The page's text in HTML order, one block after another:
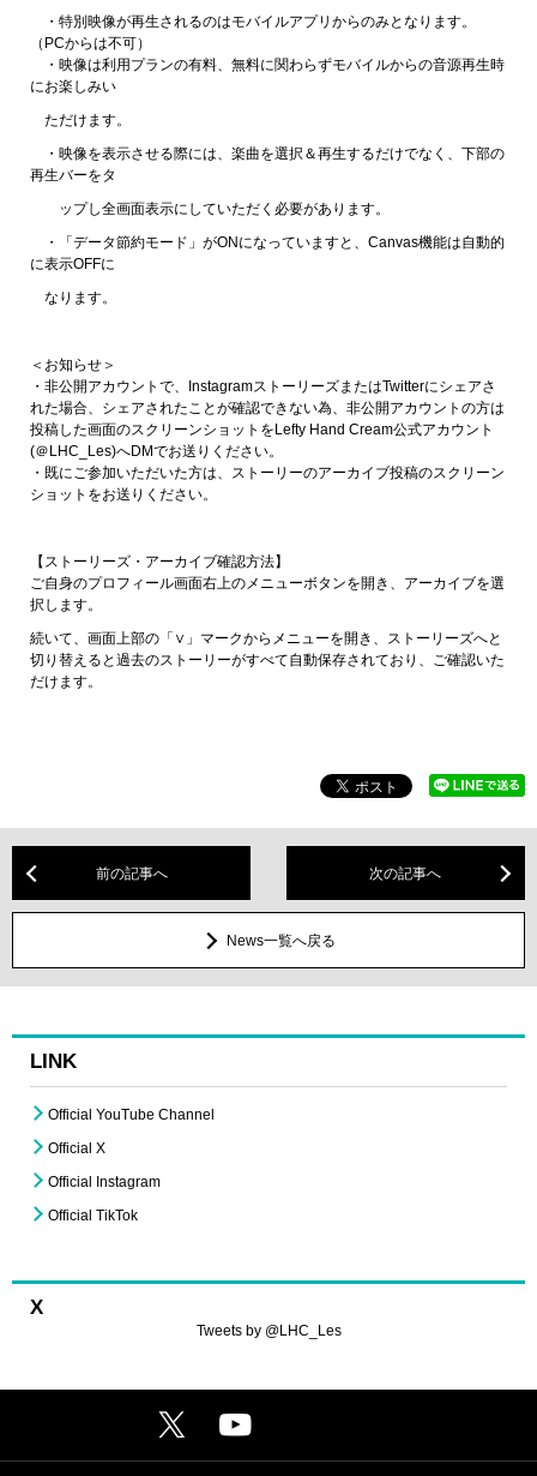
・特別映像が再生されるのはモバイルアプリからのみとなります。
（PCからは不可）
・映像は利用プランの有料、無料に関わらずモバイルからの音源再生時
にお楽しみい
ただけます。
・映像を表示させる際には、楽曲を選択＆再生するだけでなく、下部の
再生バーをタ
ップし全画面表示にしていただく必要があります。
・「データ節約モード」がONになっていますと、Canvas機能は自動的
に表示OFFに
なります。
＜お知らせ＞
・非公開アカウントで、InstagramストーリーズまたはTwitterにシェアさ
れた場合、シェアされたことが確認できない為、非公開アカウントの方は
投稿した画面のスクリーンショットをLefty Hand Cream公式アカウント
(＠LHC_Les)へDMでお送りください。
・既にご参加いただいた方は、ストーリーのアーカイブ投稿のスクリーン
ショットをお送りください。
【ストーリーズ・アーカイブ確認方法】
ご自身のプロフィール画面右上のメニューボタンを開き、アーカイブを選
択します。
続いて、画面上部の「∨」マークからメニューを開き、ストーリーズへと
切り替えると過去のストーリーがすべて自動保存されており、ご確認いた
だけます。
前の記事へ 次の記事へ
News一覧へ戻る
LINK
Official YouTube Channel
Official X
Official Instagram
Official TikTok
X
Tweets by @LHC_Les